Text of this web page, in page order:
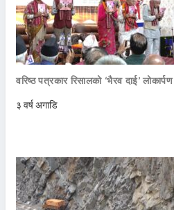
वरिष्ठ पत्रकार रिसालको ‘भैरव दाई’ लोकार्पण
३ वर्ष अगाडि